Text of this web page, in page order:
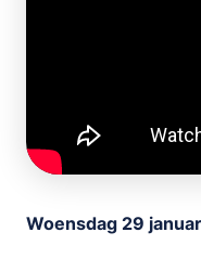
Woensdag 29